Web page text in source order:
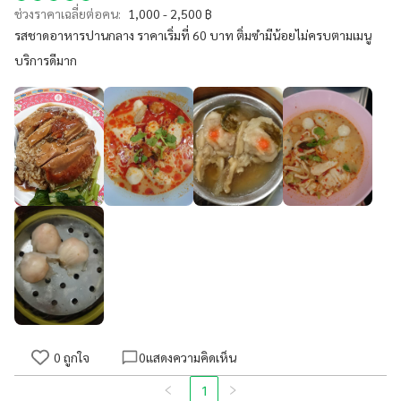
ช่วงราคาเฉลี่ยต่อคน: 1,000 - 2,500 ฿
รสชาดอาหารปานกลาง ราคาเริ่มที่ 60 บาท ติ่มซำมีน้อยไม่ครบตามเมนู
บริการดีมาก
0 ถูกใจ 0แสดงความคิดเห็น
1